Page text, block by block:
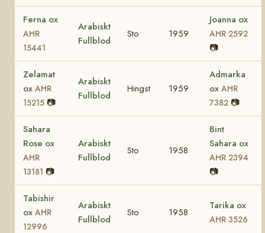
Ferna ox
AHR
15441
Arabiskt
Fullblod
Sto 1959
Joanna ox
AHR 2592
📷
Zelamat
ox AHR
15215 📷
Arabiskt
Fullblod
Hingst 1959
Admarka
ox AHR
7382 📷
Sahara
Rose ox
AHR
13181 📷
Arabiskt
Fullblod
Sto 1958
Bint
Sahara ox
AHR 2394
📷
Tabishir
ox AHR
12996
Arabiskt
Fullblod
Sto 1958
Tarika ox
AHR 3526